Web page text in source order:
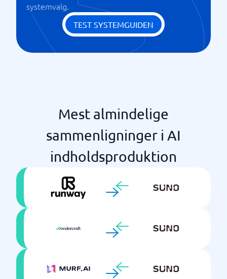
systemvalg.
TEST SYSTEMGUIDEN
Mest almindelige
sammenligninger i AI
indholdsproduktion